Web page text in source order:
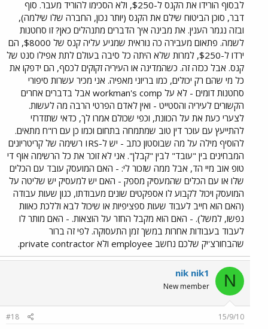
לבסוף הורידו את הקנס ל-$250, ולא הסכימו להוריד מעבר. סוף
דבר, סוכן הביטוח שילם את הקנס (יותר נכון, החברה שלו שילמה),
ובזה נגמר הענין. את מבינה איך הדברים מתנהלים כאן? זו סחטנות
לשמה. פתאום מעבירה כה נוראית שמגיע עליה קנס של $8000, הם
ירדו ל-$250, למרות שלא היתה כל סיבה בעולם לתת אפילו סנט של
קנס. אבל ככזה זה. כשהמדינה או העיריה זקוקים לכסף, הם ידפקו את
כל מי שהם רק יכולים, כמו בריוני מאפיה. אני מכיר עשרות סיפורי
סחטנות דומים - לא על workman's comp אבל בדברים אחרים
הקשורים לעיריה והסטייט - ואין לאדם הפרטי הרבה מה לעשות.
לצערי כעת את על הכוונת, וכפי שכולם אמרו לך, כדאי שתזדרזי
להתייעץ עם עוכר דין טוב שמתמחה בתחום וכמו כן עם רו"ח מתאים.
להוסיף מילה על מה שבוסטון כתב - יש ל-IRS רשימה של קריטריונים
המבחינים בין "עובד" לבין "קבלן". אני לא זוכר את כל הרשימה אוף די
טופ אוב מיי הד, אבל ממה שזכור לי: - האם המועסק עובד עם הכלים
שלו או עם הכלים שהמעסיק מספק - האם יש למעסיק יש שליטה על
המועסק ויכול לקבוע לו אספקטים שונים מעבודתו, כגון שעות עבודה
(האם הוא חייב לעבוד שעות ספציפיות או שיכול לבא וללכת כאוות
נפשו, למשל). - האם הוא מקבל החזר על הוצאות. - האם מותר לו
לעבוד בעבודות אחרות במשך זמן התעסוקה. לפי זה ברור
שהבחורצ'יק שלכם נחשב employee ולא private contractor.
N
nik nik1
New member
15/9/10
#18